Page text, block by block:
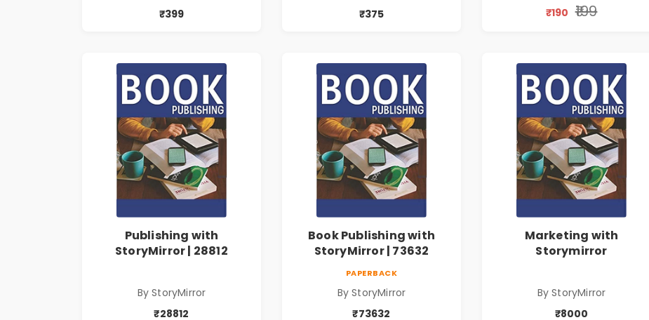
₹399
₹375
₹190 ₹199
Publishing with
StoryMirror | 28812
By StoryMirror
₹28812
Book Publishing with
StoryMirror | 73632
PAPERBACK
By StoryMirror
₹73632
Marketing with
Storymirror
By StoryMirror
₹8000